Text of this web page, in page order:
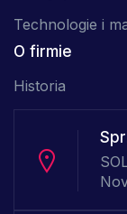
Technologie i
O firmie
Historia